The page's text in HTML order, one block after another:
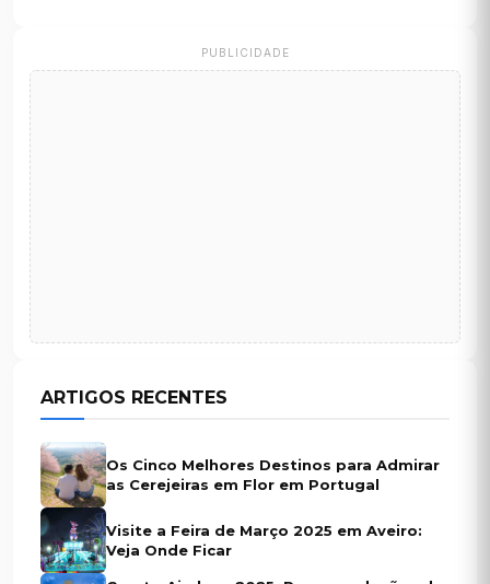
PUBLICIDADE
ARTIGOS RECENTES
Os Cinco Melhores Destinos para Admirar
as Cerejeiras em Flor em Portugal
Visite a Feira de Março 2025 em Aveiro:
Veja Onde Ficar